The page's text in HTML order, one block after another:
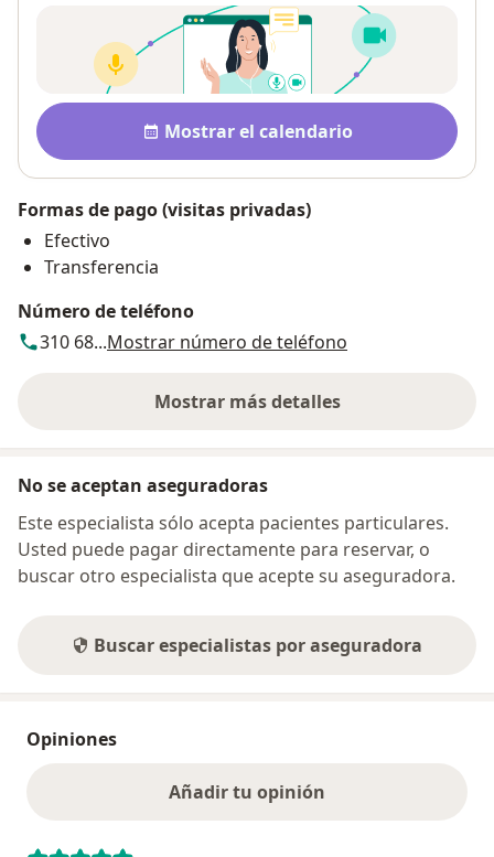
Disponibilidad
Mostrar el calendario
Formas de pago (visitas privadas)
Efectivo
Transferencia
Número de teléfono
310 68...Mostrar número de teléfono
Mostrar más detalles
sobre la dirección
No se aceptan aseguradoras
Este especialista sólo acepta pacientes particulares.
Usted puede pagar directamente para reservar, o
buscar otro especialista que acepte su aseguradora.
Buscar especialistas por aseguradora
Opiniones
Añadir tu opinión